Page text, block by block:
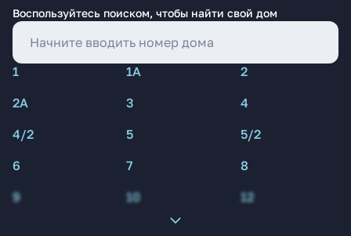
Воспользуйтесь поиском, чтобы найти свой дом
1 1А
2
2А
3
4
4/2
5
5/2
6
7
8
9
10 12